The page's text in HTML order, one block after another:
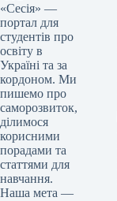
«Сесія» —
портал для
студентів про
освіту в
Україні та за
кордоном. Ми
пишемо про
саморозвиток,
ділимося
корисними
порадами та
статтями для
навчання.
Наша мета —